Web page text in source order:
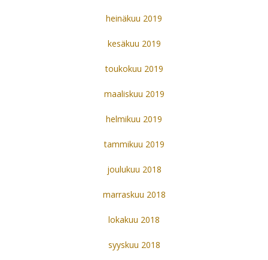
heinäkuu 2019
kesäkuu 2019
toukokuu 2019
maaliskuu 2019
helmikuu 2019
tammikuu 2019
joulukuu 2018
marraskuu 2018
lokakuu 2018
syyskuu 2018